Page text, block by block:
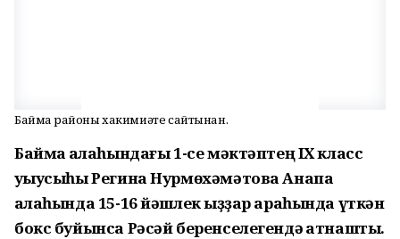
Баймаҡ районы хакимиәте сайтынан.
Баймаҡ ҡалаһындағы 1-се мәктәптең IX класс
уҡыусыһы Регина Нурмөхәмәтова Анапа
ҡалаһында 15-16 йәшлек ҡыҙҙар араһында үткән
бокс буйынса Рәсәй беренселегендә ҡатнашты.